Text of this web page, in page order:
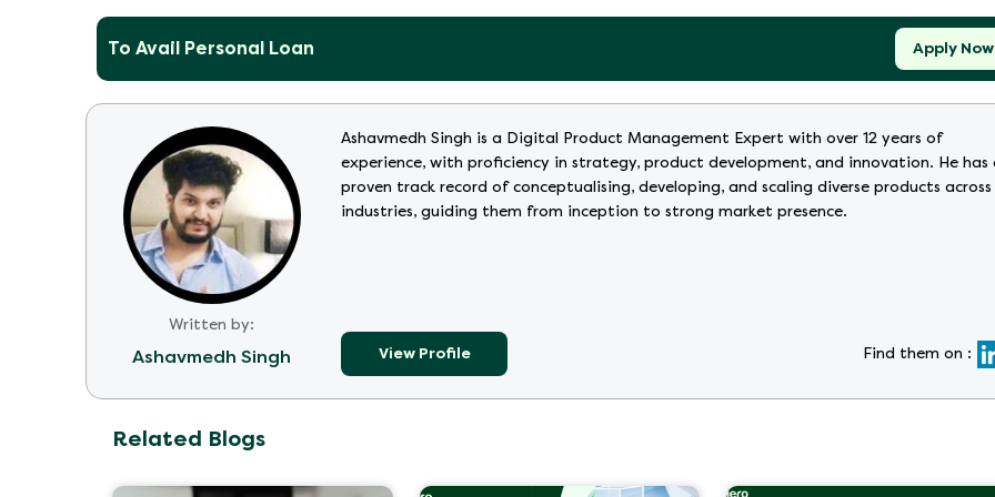
To Avail Personal Loan Apply Now
Written by:
Ashavmedh Singh
Ashavmedh Singh is a Digital Product Management Expert with over 12 years of
experience, with proficiency in strategy, product development, and innovation. He has
proven track record of conceptualising, developing, and scaling diverse products across
industries, guiding them from inception to strong market presence.
View Profile Find them on :
Related Blogs